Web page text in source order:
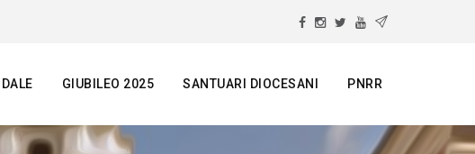
GIUBILEO 2025 SANTUARI DIOCESANI PNRR